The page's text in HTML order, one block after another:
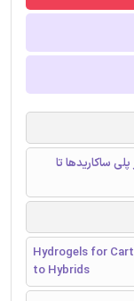
ساکاریدها تا
Hydrogels for
to Hybrids